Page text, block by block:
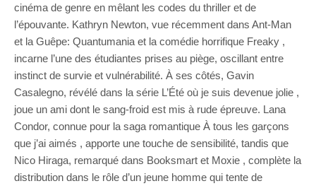
cinéma de genre en mêlant les codes du thriller et de
l’épouvante. Kathryn Newton, vue récemment dans Ant-Man
et la Guêpe: Quantumania et la comédie horrifique Freaky ,
incarne l’une des étudiantes prises au piège, oscillant entre
instinct de survie et vulnérabilité. À ses côtés, Gavin
Casalegno, révélé dans la série L’Été où je suis devenue jolie ,
joue un ami dont le sang-froid est mis à rude épreuve. Lana
Condor, connue pour la saga romantique À tous les garçons
que j’ai aimés , apporte une touche de sensibilité, tandis que
Nico Hiraga, remarqué dans Booksmart et Moxie , complète la
distribution dans le rôle d’un jeune homme qui tente de